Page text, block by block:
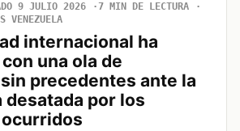
9 JULIO 2026
7 MIN DE LECTURA
VENEZUELA
internacional ha
una ola de
precedentes ante la
desatada por los